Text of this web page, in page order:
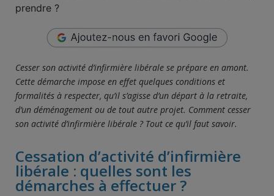
prendre ?
Cesser son activité d’infirmière libérale se prépare en amont.
Cette démarche impose en effet quelques conditions et
formalités à respecter, qu’il s’agisse d’un départ à la retraite,
d’un déménagement ou de tout autre projet. Comment cesser
son activité d’infirmière libérale ? Tout ce qu’il faut savoir.
Cessation d’activité d’infirmière
libérale : quelles sont les
démarches à effectuer ?